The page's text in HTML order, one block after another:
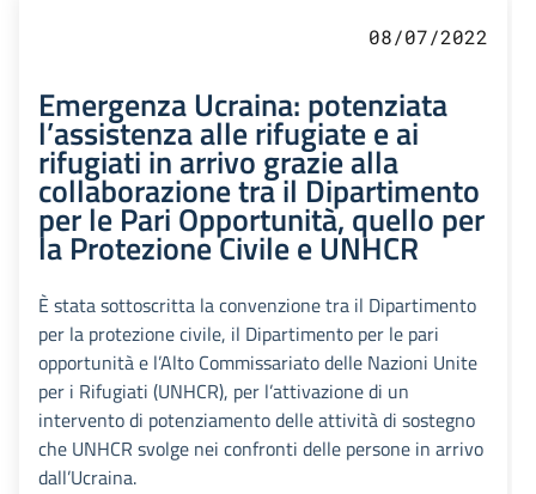
08/07/2022
Emergenza Ucraina: potenziata
l’assistenza alle rifugiate e ai
rifugiati in arrivo grazie alla
collaborazione tra il Dipartimento
per le Pari Opportunità, quello per
la Protezione Civile e UNHCR
È stata sottoscritta la convenzione tra il Dipartimento
per la protezione civile, il Dipartimento per le pari
opportunità e l’Alto Commissariato delle Nazioni Unite
per i Rifugiati (UNHCR), per l’attivazione di un
intervento di potenziamento delle attività di sostegno
che UNHCR svolge nei confronti delle persone in arrivo
dall’Ucraina.